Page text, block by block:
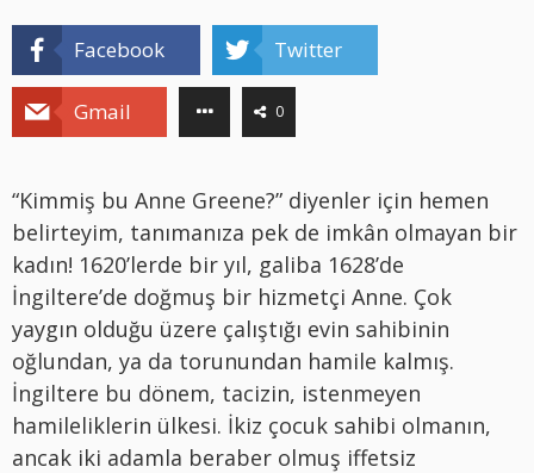
Facebook Twitter
Gmail 0
“Kimmiş bu Anne Greene?” diyenler için hemen
belirteyim, tanımanıza pek de imkân olmayan bir
kadın! 1620’lerde bir yıl, galiba 1628’de
İngiltere’de doğmuş bir hizmetçi Anne. Çok
yaygın olduğu üzere çalıştığı evin sahibinin
oğlundan, ya da torunundan hamile kalmış.
İngiltere bu dönem, tacizin, istenmeyen
hamileliklerin ülkesi. İkiz çocuk sahibi olmanın,
ancak iki adamla beraber olmuş iffetsiz